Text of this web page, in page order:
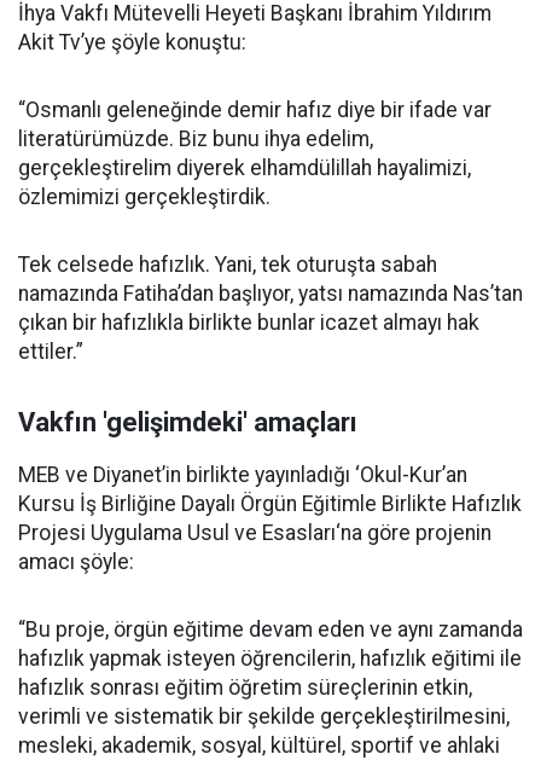
İhya Vakfı Mütevelli Heyeti Başkanı İbrahim Yıldırım
Akit Tv’ye şöyle konuştu:
“Osmanlı geleneğinde demir hafız diye bir ifade var
literatürümüzde. Biz bunu ihya edelim,
gerçekleştirelim diyerek elhamdülillah hayalimizi,
özlemimizi gerçekleştirdik.
Tek celsede hafızlık. Yani, tek oturuşta sabah
namazında Fatiha’dan başlıyor, yatsı namazında Nas’tan
çıkan bir hafızlıkla birlikte bunlar icazet almayı hak
ettiler.”
Vakfın 'gelişimdeki' amaçları
MEB ve Diyanet’in birlikte yayınladığı ‘Okul-Kur’an
Kursu İş Birliğine Dayalı Örgün Eğitimle Birlikte Hafızlık
Projesi Uygulama Usul ve Esasları‘na göre projenin
amacı şöyle:
“Bu proje, örgün eğitime devam eden ve aynı zamanda
hafızlık yapmak isteyen öğrencilerin, hafızlık eğitimi ile
hafızlık sonrası eğitim öğretim süreçlerinin etkin,
verimli ve sistematik bir şekilde gerçekleştirilmesini,
mesleki, akademik, sosyal, kültürel, sportif ve ahlaki